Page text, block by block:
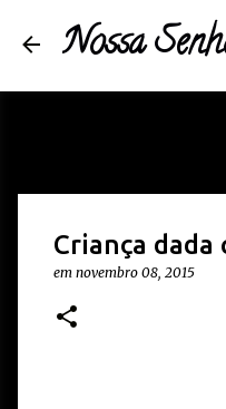
Nossa
Criança
em novembro 08, 2015